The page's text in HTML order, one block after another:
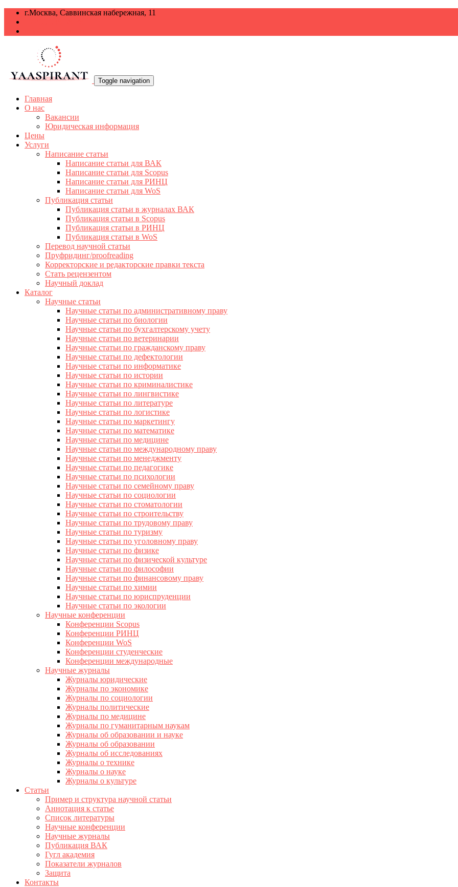
г.Москва, Саввинская набережная, 11
Toggle navigation
Главная
О нас
Вакансии
Юридическая информация
Цены
Услуги
Написание статьи
Написание статьи для ВАК
Написание статьи для Scopus
Написание статьи для РИНЦ
Написание статьи для WoS
Публикация статьи
Публикация статьи в журналах ВАК
Публикация статьи в Scopus
Публикация статьи в РИНЦ
Публикация статьи в WoS
Перевод научной статьи
Пруфридинг/proofreading
Корректорские и редакторские правки текста
Стать рецензентом
Научный доклад
Каталог
Научные статьи
Научные статьи по административному праву
Научные статьи по биологии
Научные статьи по бухгалтерскому учету
Научные статьи по ветеринарии
Научные статьи по гражданскому праву
Научные статьи по дефектологии
Научные статьи по информатике
Научные статьи по истории
Научные статьи по криминалистике
Научные статьи по лингвистике
Научные статьи по литературе
Научные статьи по логистике
Научные статьи по маркетингу
Научные статьи по математике
Научные статьи по медицине
Научные статьи по международному праву
Научные статьи по менеджменту
Научные статьи по педагогике
Научные статьи по психологии
Научные статьи по семейному праву
Научные статьи по социологии
Научные статьи по стоматологии
Научные статьи по строительству
Научные статьи по трудовому праву
Научные статьи по туризму
Научные статьи по уголовному праву
Научные статьи по физике
Научные статьи по физической культуре
Научные статьи по философии
Научные статьи по финансовому праву
Научные статьи по химии
Научные статьи по юриспруденции
Научные статьи по экологии
Научные конференции
Конференции Scopus
Конференции РИНЦ
Конференции WoS
Конференции студенческие
Конференции международные
Научные журналы
Журналы юридические
Журналы по экономике
Журналы по социологии
Журналы политические
Журналы по медицине
Журналы по гуманитарным наукам
Журналы об образовании и науке
Журналы об образовании
Журналы об исследованиях
Журналы о технике
Журналы о науке
Журналы о культуре
Статьи
Пример и структура научной статьи
Аннотация к статье
Список литературы
Научные конференции
Научные журналы
Публикация ВАК
Гугл академия
Показатели журналов
Защита
Контакты